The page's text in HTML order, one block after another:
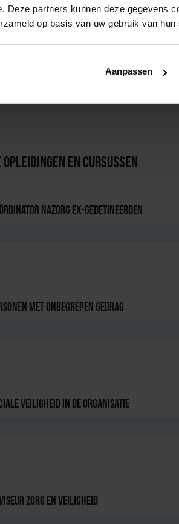
Deze partners kunnen deze gegevens
op basis van uw gebruik van hun
Aanpassen
wordt aan de hand van zowel theorie als
strategie die zich richt op gedragsverandering
van een participatiestrategie gericht op de
maar ook een sociaal maatschappelijk
tijdens het
congres Ondermijning &
en Cursussen
nazorg ex-gedetineerden
met onbegrepen gedrag
Veiligheid in de Organisatie
zorg en veiligheid